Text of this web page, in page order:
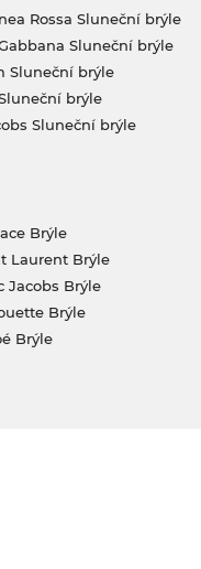
Rossa Sluneční brýle
Sluneční brýle
Sluneční brýle
brýle
Sluneční brýle
Brýle
Laurent Brýle
Jacobs Brýle
Brýle
Brýle